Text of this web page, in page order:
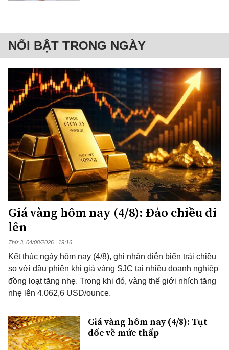
NỔI BẬT TRONG NGÀY
Giá vàng hôm nay (4/8): Đảo chiều đi
lên
Thứ 3, 04/08/2026 | 19:16
Kết thúc ngày hôm nay (4/8), ghi nhận diễn biến trái chiều
so với đầu phiên khi giá vàng SJC tại nhiều doanh nghiệp
đồng loạt tăng nhẹ. Trong khi đó, vàng thế giới nhích tăng
nhẹ lên 4.062,6 USD/ounce.
Giá vàng hôm nay (4/8): Tụt
dốc về mức thấp